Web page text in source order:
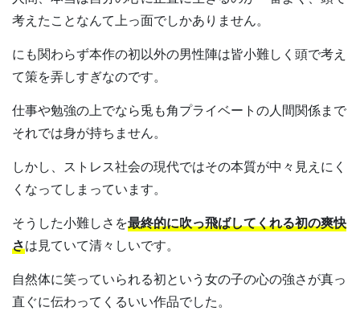
考えたことなんて上っ面でしかありません。
にも関わらず本作の初以外の男性陣は皆小難しく頭で考え
て策を弄しすぎなのです。
仕事や勉強の上でなら兎も角プライベートの人間関係まで
それでは身が持ちません。
しかし、ストレス社会の現代ではその本質が中々見えにく
くなってしまっています。
そうした小難しさを最終的に吹っ飛ばしてくれる初の爽快
さは見ていて清々しいです。
自然体に笑っていられる初という女の子の心の強さが真っ
直ぐに伝わってくるいい作品でした。